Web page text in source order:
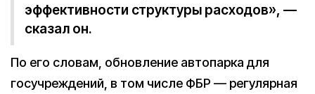
эффективности структуры расходов», —
сказал он.
По его словам, обновление автопарка для
госучреждений, в том числе ФБР — регулярная